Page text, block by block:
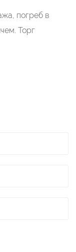
погреб в
Торг